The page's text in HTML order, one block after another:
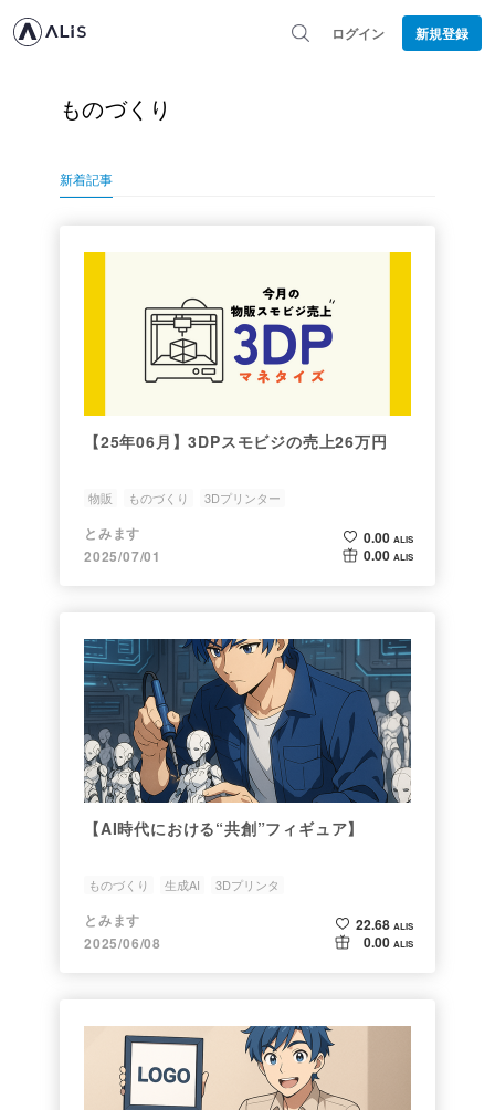
ログイン 新規登録
ものづくり
新着記事
【25年06月】3DPスモビジの売上26万円
物販 ものづくり 3Dプリンター
とみます
2025/07/01
0.00 ALIS
0.00 ALIS
【AI時代における“共創”フィギュア】
ものづくり 生成AI 3Dプリンタ
とみます
2025/06/08
22.68 ALIS
0.00 ALIS